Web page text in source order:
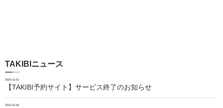
TAKIBIニュース
2024.10.01
【TAKIBI予約サイト】サービス終了のお知らせ
2024.02.06